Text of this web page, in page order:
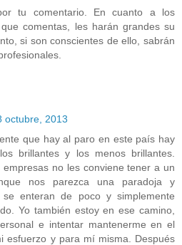
tu comentario. En cuanto a los
comentas, les harán grandes su
si son conscientes de ello, sabrán
octubre, 2013
que hay al paro en este país hay
brillantes y los menos brillantes.
no les conviene tener a un
nos parezca una paradoja y
enteran de poco y simplemente
Yo también estoy en ese camino,
e intentar mantenerme en el
esfuerzo y para mí misma. Después